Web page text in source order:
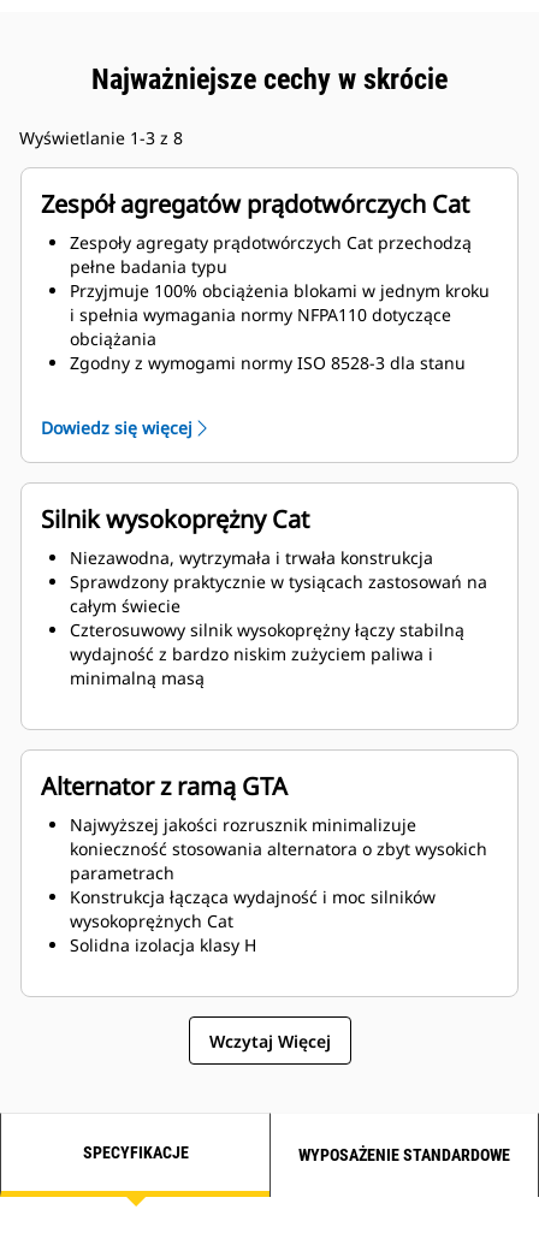
Najważniejsze cechy w skrócie
Wyświetlanie 1-3 z 8
Zespół agregatów prądotwórczych Cat
Zespoły agregaty prądotwórczych Cat przechodzą
pełne badania typu
Przyjmuje 100% obciążenia blokami w jednym kroku
i spełnia wymagania normy NFPA110 dotyczące
obciążania
Zgodny z wymogami normy ISO 8528-3 dla stanu
Dowiedz się więcej
Silnik wysokoprężny Cat
Niezawodna, wytrzymała i trwała konstrukcja
Sprawdzony praktycznie w tysiącach zastosowań na
całym świecie
Czterosuwowy silnik wysokoprężny łączy stabilną
wydajność z bardzo niskim zużyciem paliwa i
minimalną masą
Alternator z ramą GTA
Najwyższej jakości rozrusznik minimalizuje
konieczność stosowania alternatora o zbyt wysokich
parametrach
Konstrukcja łącząca wydajność i moc silników
wysokoprężnych Cat
Solidna izolacja klasy H
Wczytaj Więcej
SPECYFIKACJE WYPOSAŻENIE STANDARDOWE